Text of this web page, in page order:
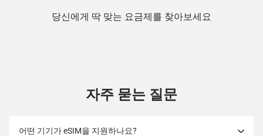
당신에게 딱 맞는 요금제를 찾아보세요
자주 묻는 질문
어떤 기기가 eSIM을 지원하나요?